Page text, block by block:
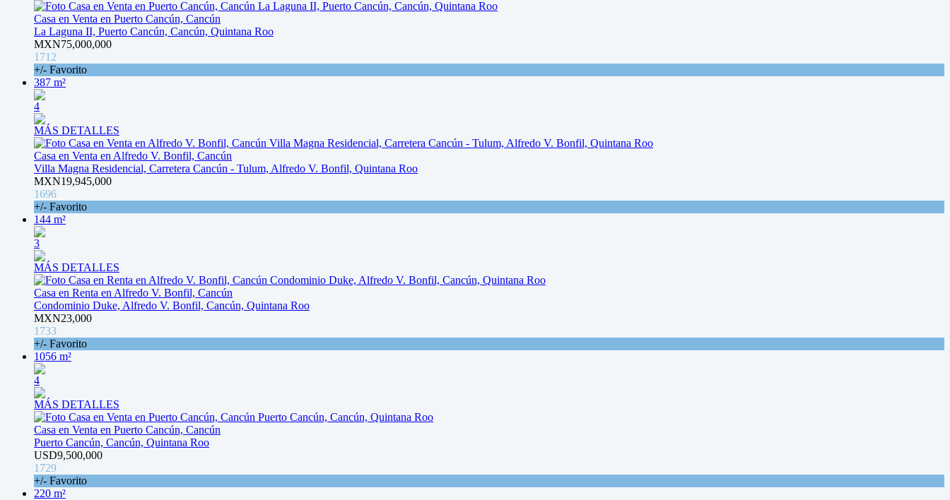
Casa en Venta en Puerto Cancún, Cancún
La Laguna II, Puerto Cancún, Cancún, Quintana Roo
MXN75,000,000
1712
+/- Favorito
387 m²
4
MÁS DETALLES
Casa en Venta en Alfredo V. Bonfil, Cancún
Villa Magna Residencial, Carretera Cancún - Tulum, Alfredo V. Bonfil, Quintana Roo
MXN19,945,000
1696
+/- Favorito
144 m²
3
MÁS DETALLES
Casa en Renta en Alfredo V. Bonfil, Cancún
Condominio Duke, Alfredo V. Bonfil, Cancún, Quintana Roo
MXN23,000
1733
+/- Favorito
1056 m²
4
MÁS DETALLES
Casa en Venta en Puerto Cancún, Cancún
Puerto Cancún, Cancún, Quintana Roo
USD9,500,000
1729
+/- Favorito
220 m²